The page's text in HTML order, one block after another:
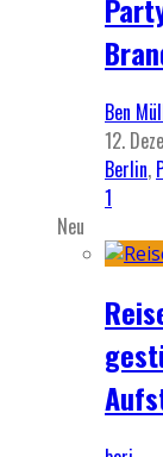
Ben
12.
Berlin,
1
Neu